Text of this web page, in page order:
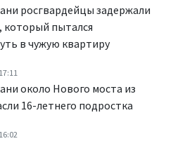
росгвардейцы задержали
который пытался
в чужую квартиру
около Нового моста из
16-летнего подростка